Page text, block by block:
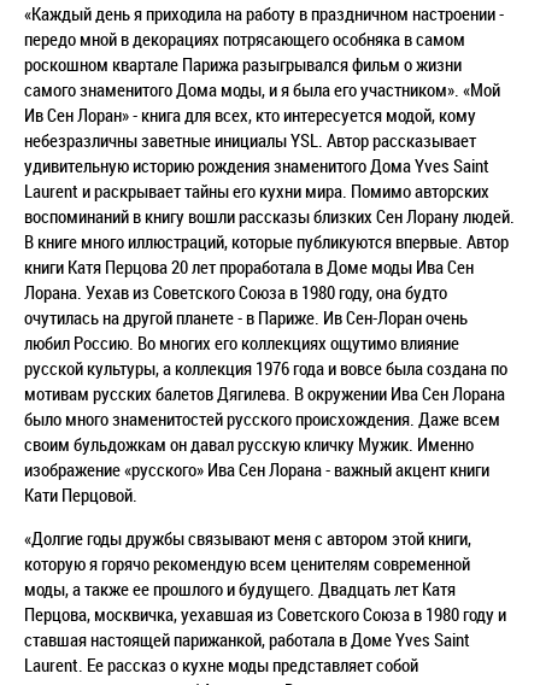
«Каждый день я приходила на работу в праздничном настроении -
передо мной в декорациях потрясающего особняка в самом
роскошном квартале Парижа разыгрывался фильм о жизни
самого знаменитого Дома моды, и я была его участником». «Мой
Ив Сен Лоран» - книга для всех, кто интересуется модой, кому
небезразличны заветные инициалы YSL. Автор рассказывает
удивительную историю рождения знаменитого Дома Yves Saint
Laurent и раскрывает тайны его кухни мира. Помимо авторских
воспоминаний в книгу вошли рассказы близких Сен Лорану людей.
В книге много иллюстраций, которые публикуются впервые. Автор
книги Катя Перцова 20 лет проработала в Доме моды Ива Сен
Лорана. Уехав из Советского Союза в 1980 году, она будто
очутилась на другой планете - в Париже. Ив Сен-Лоран очень
любил Россию. Во многих его коллекциях ощутимо влияние
русской культуры, а коллекция 1976 года и вовсе была создана по
мотивам русских балетов Дягилева. В окружении Ива Сен Лорана
было много знаменитостей русского происхождения. Даже всем
своим бульдожкам он давал русскую кличку Мужик. Именно
изображение «русского» Ива Сен Лорана - важный акцент книги
Кати Перцовой.
«Долгие годы дружбы связывают меня с автором этой книги,
которую я горячо рекомендую всем ценителям современной
моды, а также ее прошлого и будущего. Двадцать лет Катя
Перцова, москвичка, уехавшая из Советского Союза в 1980 году и
ставшая настоящей парижанкой, работала в Доме Yves Saint
Laurent. Ее рассказ о кухне моды представляет собой